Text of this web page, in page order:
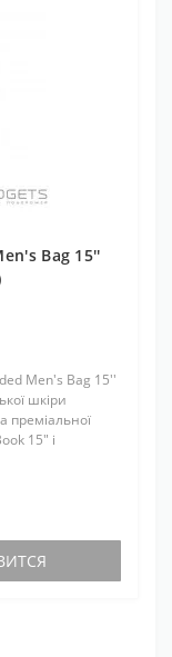
Bag 15''
Men's Bag 15''
шкіри
преміальної
15" і